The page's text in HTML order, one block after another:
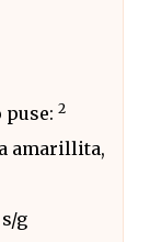
puse: 2
amarillita,
g